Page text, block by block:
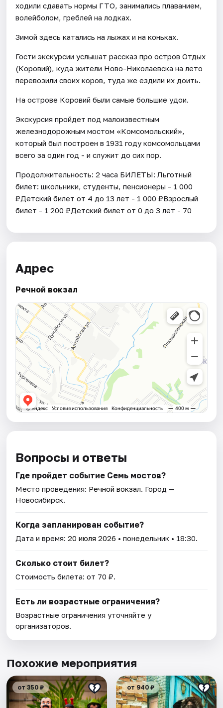
ходили сдавать нормы ГТО, занимались плаванием,
волейболом, греблей на лодках.
Зимой здесь катались на лыжах и на коньках.
​Гости экскурсии услышат рассказ про остров Отдых
(Коровий), куда жители Ново-Николаевска на лето
перевозили своих коров, туда же ездили их доить.
На острове Коровий были самые большие удои.
Экскурсия пройдет под малоизвестным
железнодорожным мостом «Комсомольский»,
который был построен в 1931 году комсомольцами
всего за один год - и служит до сих пор.
Продолжительность: 2 часа БИЛЕТЫ: Льготный
билет: школьники, студенты, пенсионеры - 1 000
₽Детский билет от 4 до 13 лет - 1 000 ₽Взрослый
билет - 1 200 ₽Детский билет от 0 до 3 лет - 70
Адрес
Речной вокзал
Вопросы и ответы
Где пройдет событие Семь мостов?
Место проведения: Речной вокзал. Город —
Новосибирск.
Когда запланирован событие?
Дата и время:20 июля 2026 • понедельник • 18:30.
Сколько стоит билет?
Стоимость билета: от 70 ₽.
Есть ли возрастные ограничения?
Возрастные ограничения уточняйте у
организаторов.
Похожие мероприятия
от 350 ₽ от 940 ₽